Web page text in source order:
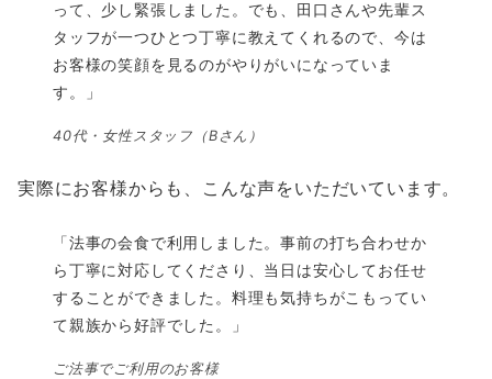
って、少し緊張しました。でも、田口さんや先輩ス
タッフが一つひとつ丁寧に教えてくれるので、今は
お客様の笑顔を見るのがやりがいになっていま
す。」
40代・女性スタッフ（Bさん）
実際にお客様からも、こんな声をいただいています。
「法事の会食で利用しました。事前の打ち合わせか
ら丁寧に対応してくださり、当日は安心してお任せ
することができました。料理も気持ちがこもってい
て親族から好評でした。」
ご法事でご利用のお客様